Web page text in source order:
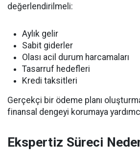
değerlendirilmeli:
Aylık gelir
Sabit giderler
Olası acil durum harcamaları
Tasarruf hedefleri
Kredi taksitleri
Gerçekçi bir ödeme planı
finansal dengeyi korumaya
Ekspertiz Süreci